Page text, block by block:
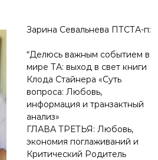
Зарина Севальнева ПТСТА-п:
“Делюсь важным событием в
мире ТА: выход в свет книги
Клода Стайнера «Суть
вопроса: Любовь,
информация и транзактный
анализ»
ГЛАВА ТРЕТЬЯ: Любовь,
экономия поглаживаний и
Критический Родитель